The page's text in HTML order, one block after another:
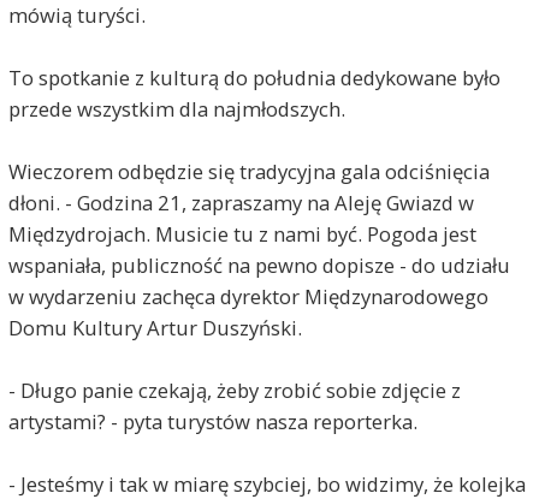
mówią turyści.
To spotkanie z kulturą do południa dedykowane było
przede wszystkim dla najmłodszych.
Wieczorem odbędzie się tradycyjna gala odciśnięcia
dłoni. - Godzina 21, zapraszamy na Aleję Gwiazd w
Międzydrojach. Musicie tu z nami być. Pogoda jest
wspaniała, publiczność na pewno dopisze - do udziału
w wydarzeniu zachęca dyrektor Międzynarodowego
Domu Kultury Artur Duszyński.
- Długo panie czekają, żeby zrobić sobie zdjęcie z
artystami? - pyta turystów nasza reporterka.
- Jesteśmy i tak w miarę szybciej, bo widzimy, że kolejka